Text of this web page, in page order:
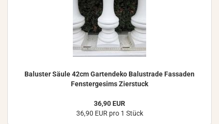
Ba­lus­ter Säule 42cm Gar­ten­de­ko Ba­lus­tra­de Fas­sa­den
Fens­ter­ge­sims Zier­stuck
36,90 EUR
36,90 EUR pro 1 Stück